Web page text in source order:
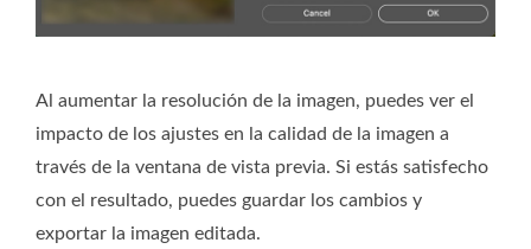
Al aumentar la resolución de la imagen, puedes ver el
impacto de los ajustes en la calidad de la imagen a
través de la ventana de vista previa. Si estás satisfecho
con el resultado, puedes guardar los cambios y
exportar la imagen editada.